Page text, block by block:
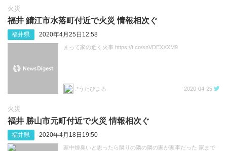
火災
福井 鯖江市水落町付近で火災 情報相次ぐ
福井県 2020年4月25日12:58
まって家の近く火事 https://t.co/snVDEXXXM9
.*うたぴまる 2020-04-25
火災
福井 勝山市元町付近で火災 情報相次ぐ
福井県 2020年4月18日19:50
家中煙臭いと思ったら隣りの隣の隣の家が家事だった 家まで